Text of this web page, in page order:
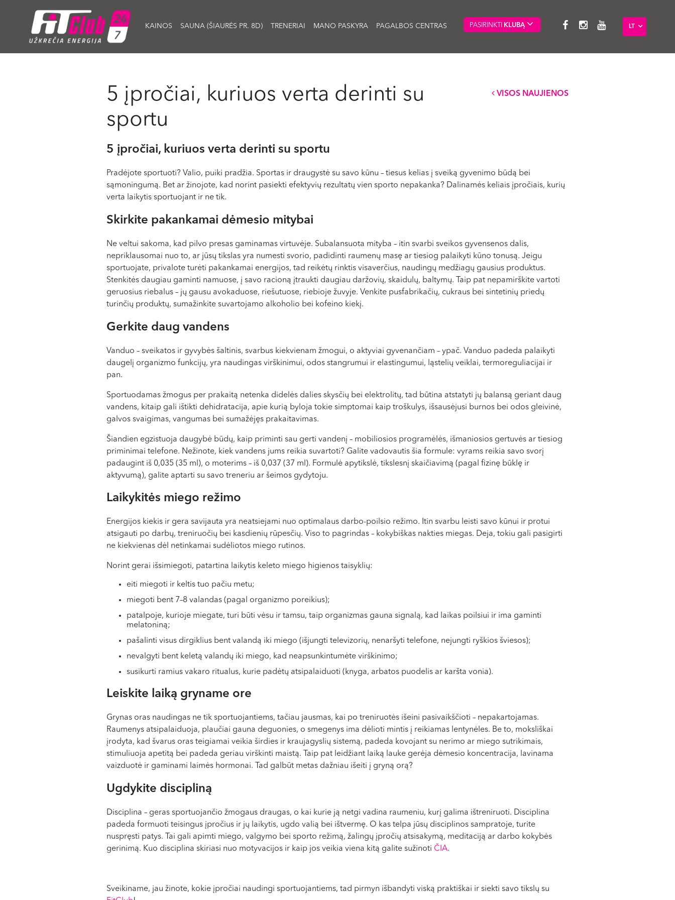
KAINOS SAUNA (ŠIAURĖS PR. 8D) TRENERIAI MANO PASKYRA PAGALBOS CENTRAS LT
PASIRINKTI KLUBĄ
VISOS NAUJIENOS
5 įpročiai, kuriuos verta derinti su
sportu
5 įpročiai, kuriuos verta derinti su sportu
Pradėjote sportuoti? Valio, puiki pradžia. Sportas ir draugystė su savo kūnu – tiesus kelias į sveiką gyvenimo būdą bei
sąmoningumą. Bet ar žinojote, kad norint pasiekti efektyvių rezultatų vien sporto nepakanka? Dalinamės keliais įpročiais, kurių
verta laikytis sportuojant ir ne tik.
Skirkite pakankamai dėmesio mitybai
Ne veltui sakoma, kad pilvo presas gaminamas virtuvėje. Subalansuota mityba – itin svarbi sveikos gyvensenos dalis,
nepriklausomai nuo to, ar jūsų tikslas yra numesti svorio, padidinti raumenų masę ar tiesiog palaikyti kūno tonusą. Jeigu
sportuojate, privalote turėti pakankamai energijos, tad reikėtų rinktis visaverčius, naudingų medžiagų gausius produktus.
Stenkitės daugiau gaminti namuose, į savo racioną įtraukti daugiau daržovių, skaidulų, baltymų. Taip pat nepamirškite vartoti
geruosius riebalus – jų gausu avokaduose, riešutuose, riebioje žuvyje. Venkite pusfabrikačių, cukraus bei sintetinių priedų
turinčių produktų, sumažinkite suvartojamo alkoholio bei kofeino kiekį.
Gerkite daug vandens
Vanduo – sveikatos ir gyvybės šaltinis, svarbus kiekvienam žmogui, o aktyviai gyvenančiam – ypač. Vanduo padeda palaikyti
daugelį organizmo funkcijų, yra naudingas virškinimui, odos stangrumui ir elastingumui, ląstelių veiklai, termoreguliacijai ir
pan.
Sportuodamas žmogus per prakaitą netenka didelės dalies skysčių bei elektrolitų, tad būtina atstatyti jų balansą geriant daug
vandens, kitaip gali ištikti dehidratacija, apie kurią byloja tokie simptomai kaip troškulys, išsausėjusi burnos bei odos gleivinė,
galvos svaigimas, vangumas bei sumažėjęs prakaitavimas.
Šiandien egzistuoja daugybė būdų, kaip priminti sau gerti vandenį – mobiliosios programėlės, išmaniosios gertuvės ar tiesiog
priminimai telefone. Nežinote, kiek vandens jums reikia suvartoti? Galite vadovautis šia formule: vyrams reikia savo svorį
padaugint iš 0,035 (35 ml), o moterims – iš 0,037 (37 ml). Formulė apytikslė, tikslesnį skaičiavimą (pagal fizinę būklę ir
aktyvumą), galite aptarti su savo treneriu ar šeimos gydytoju.
Laikykitės miego režimo
Energijos kiekis ir gera savijauta yra neatsiejami nuo optimalaus darbo-poilsio režimo. Itin svarbu leisti savo kūnui ir protui
atsigauti po darbų, treniruočių bei kasdienių rūpesčių. Viso to pagrindas – kokybiškas nakties miegas. Deja, tokiu gali pasigirti
ne kiekvienas dėl netinkamai sudėliotos miego rutinos.
Norint gerai išsimiegoti, patartina laikytis keleto miego higienos taisyklių:
eiti miegoti ir keltis tuo pačiu metu;
miegoti bent 7–8 valandas (pagal organizmo poreikius);
patalpoje, kurioje miegate, turi būti vėsu ir tamsu, taip organizmas gauna signalą, kad laikas poilsiui ir ima gaminti
melatoniną;
pašalinti visus dirgiklius bent valandą iki miego (išjungti televizorių, nenaršyti telefone, nejungti ryškios šviesos);
nevalgyti bent keletą valandų iki miego, kad neapsunkintumėte virškinimo;
susikurti ramius vakaro ritualus, kurie padėtų atsipalaiduoti (knyga, arbatos puodelis ar karšta vonia).
Leiskite laiką gryname ore
Grynas oras naudingas ne tik sportuojantiems, tačiau jausmas, kai po treniruotės išeini pasivaikščioti – nepakartojamas.
Raumenys atsipalaiduoja, plaučiai gauna deguonies, o smegenys ima dėlioti mintis į reikiamas lentynėles. Be to, moksliškai
įrodyta, kad švarus oras teigiamai veikia širdies ir kraujagyslių sistemą, padeda kovojant su nerimo ar miego sutrikimais,
stimuliuoja apetitą bei padeda geriau virškinti maistą. Taip pat leidžiant laiką lauke gerėja dėmesio koncentracija, lavinama
vaizduotė ir gaminami laimės hormonai. Tad galbūt metas dažniau išeiti į gryną orą?
Ugdykite discipliną
Disciplina – geras sportuojančio žmogaus draugas, o kai kurie ją netgi vadina raumeniu, kurį galima ištreniruoti. Disciplina
padeda formuoti teisingus įpročius ir jų laikytis, ugdo valią bei ištvermę. O kas telpa jūsų disciplinos sampratoje, turite
nuspręsti patys. Tai gali apimti miego, valgymo bei sporto režimą, žalingų įpročių atsisakymą, meditaciją ar darbo kokybės
gerinimą. Kuo disciplina skiriasi nuo motyvacijos ir kaip jos veikia viena kitą galite sužinoti ČIA.
Sveikiname, jau žinote, kokie įpročiai naudingi sportuojantiems, tad pirmyn išbandyti viską praktiškai ir siekti savo tikslų su